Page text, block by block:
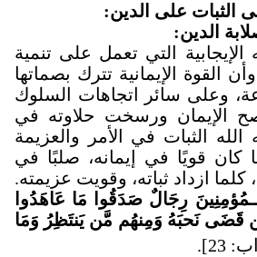
الثبات على الدين:
:
الإيجابية التي تعمل على تنمية
القوة الإيمانية تترك بصماتها
وعلى سائر اتجاهات السلوك
صح الإيمان ورسخت حلاوته في
الثبات في الأمر والعزيمة
كان قويًا في إيمانه، صلبًا في
كلما ازداد ثباته، وقويت عزيمته.
رِجَالٌ صَدَقُوا مَا عَاهَدُوا
قَضَى نَحبَهُ وَمِنهُم مَّن يَنتَظِرُ وَمَا
23].